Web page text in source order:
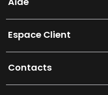
Espace Client
Contacts